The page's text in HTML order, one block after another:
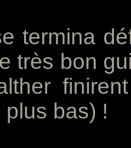
termina
très bon
plus bas) !